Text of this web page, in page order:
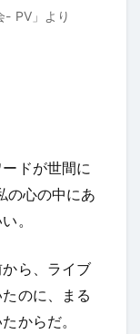
PV」 より
ドが世間に
の心の中にあ
。
ら、ライブ
のに、まる
からだ。